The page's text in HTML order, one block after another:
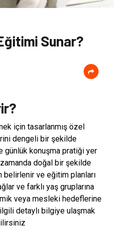
Sunar?
için tasarlanmış özel
dengeli bir şekilde
günlük konuşma pratiği yer
doğal bir şekilde
belirlenir ve eğitim planları
ve farklı yaş gruplarına
veya mesleki hedeflerine
detaylı bilgiye ulaşmak